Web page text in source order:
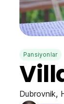
Pansiyonlar
Dubrovnik,